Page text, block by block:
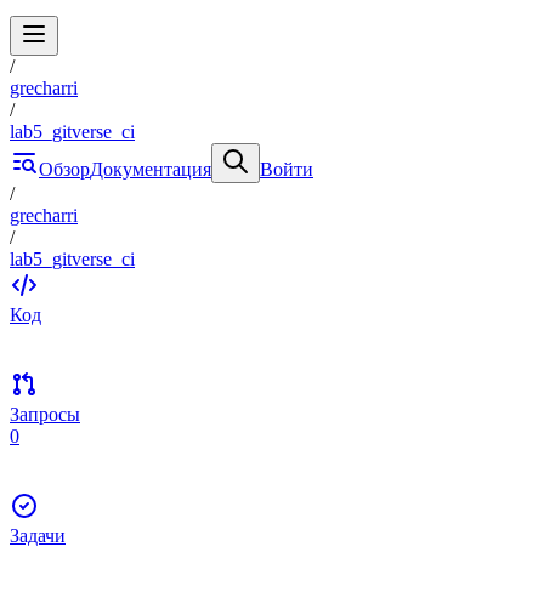
/
grecharri
/
lab5_gitverse_ci
ОбзорДокументация
Войти
/
grecharri
/
lab5_gitverse_ci
Код
Запросы
0
Задачи